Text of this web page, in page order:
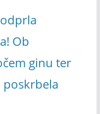
odprla
Ob
ginu ter
poskrbela